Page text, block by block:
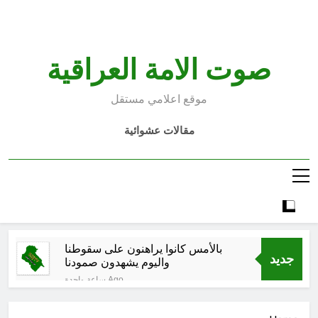
صوت الامة العراقية
موقع اعلامي مستقل
مقالات عشوائية
جديد
بالأمس كانوا يراهنون على سقوطنا
واليوم يشهدون صمودنا
ساعة واحدة Ago